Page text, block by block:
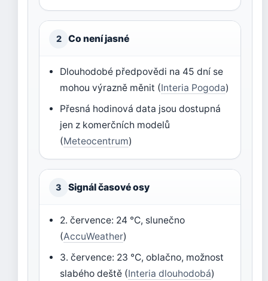
2 Co není jasné
Dlouhodobé předpovědi na 45 dní se
mohou výrazně měnit (Interia Pogoda)
Přesná hodinová data jsou dostupná
jen z komerčních modelů
(Meteocentrum)
3 Signál časové osy
2. července: 24 °C, slunečno
(AccuWeather)
3. července: 23 °C, oblačno, možnost
slabého deště (Interia dlouhodobá)